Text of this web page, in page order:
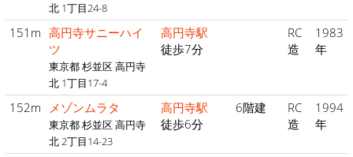
北 1丁目24-8
151m 高円寺サニーハイ
ツ
東京都 杉並区 高円寺
北 1丁目17-4
高円寺駅
徒歩7分
RC
造
1983
年
152m メゾンムラタ
東京都 杉並区 高円寺
北 2丁目14-23
高円寺駅
徒歩6分
6階建
RC
造
1994
年